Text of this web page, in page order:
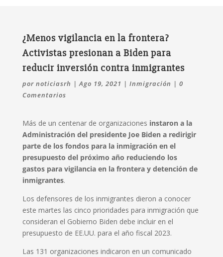
¿Menos vigilancia en la frontera?
Activistas presionan a Biden para
reducir inversión contra inmigrantes
por noticiasrh | Ago 19, 2021 | Inmigración | 0
Comentarios
Más de un centenar de organizaciones instaron a la
Administración del presidente Joe Biden a redirigir
parte de los fondos para la inmigración en el
presupuesto del próximo año reduciendo los
gastos para vigilancia en la frontera y detención de
inmigrantes.
Los defensores de los inmigrantes dieron a conocer
este martes las cinco prioridades para inmigración que
consideran el Gobierno Biden debe incluir en el
presupuesto de EE.UU. para el año fiscal 2023.
Las 131 organizaciones indicaron en un comunicado